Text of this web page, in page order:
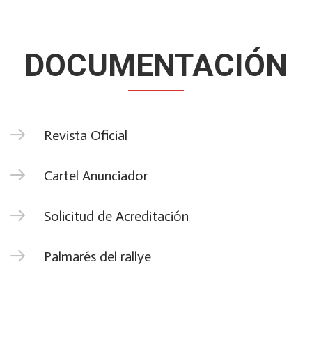
DOCUMENTACIÓN
Revista Oficial
Cartel Anunciador
Solicitud de Acreditación
Palmarés del rallye